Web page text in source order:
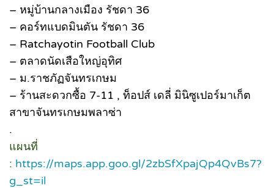
– หมู่บ้านกลางเมือง รัชดา 36
– คอร์ทแบดมินตัน รัชดา 36
– Ratchayotin Football Club
– ตลาดนัดเสือใหญ่อุทิศ
– ม.ราชภัฏจันทรเกษม
– ร้านสะดวกซื้อ 7-11 , ท็อปส์ เดลี่ มินิซูเปอร์มาเก็ต
สาขาจันทรเกษมพลาซ่า
.
แผนที่
: https://maps.app.goo.gl/2zbSfXpajQp4QvBs7?
g_st=il